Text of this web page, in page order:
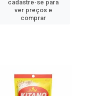
cadastre-se para
ver preços e
comprar